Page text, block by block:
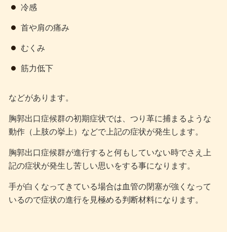
冷感
首や肩の痛み
むくみ
筋力低下
などがあります。
胸郭出口症候群の初期症状では、つり革に捕まるような
動作（上肢の挙上）などで上記の症状が発生します。
胸郭出口症候群が進行すると何もしていない時でさえ上
記の症状が発生し苦しい思いをする事になります。
手が白くなってきている場合は血管の閉塞が強くなって
いるので症状の進行を見極める判断材料になります。